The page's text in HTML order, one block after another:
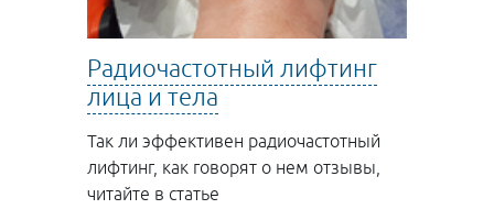
Радиочастотный лифтинг
лица и тела
Так ли эффективен радиочастотный
лифтинг, как говорят о нем отзывы,
читайте в статье